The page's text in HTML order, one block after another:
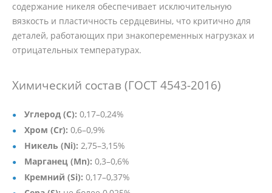
содержание никеля обеспечивает исключительную
вязкость и пластичность сердцевины, что критично для
деталей, работающих при знакопеременных нагрузках и
отрицательных температурах.
Химический состав (ГОСТ 4543-2016)
Углерод (C): 0,17–0,24%
Хром (Cr): 0,6–0,9%
Никель (Ni): 2,75–3,15%
Марганец (Mn): 0,3–0,6%
Кремний (Si): 0,17–0,37%